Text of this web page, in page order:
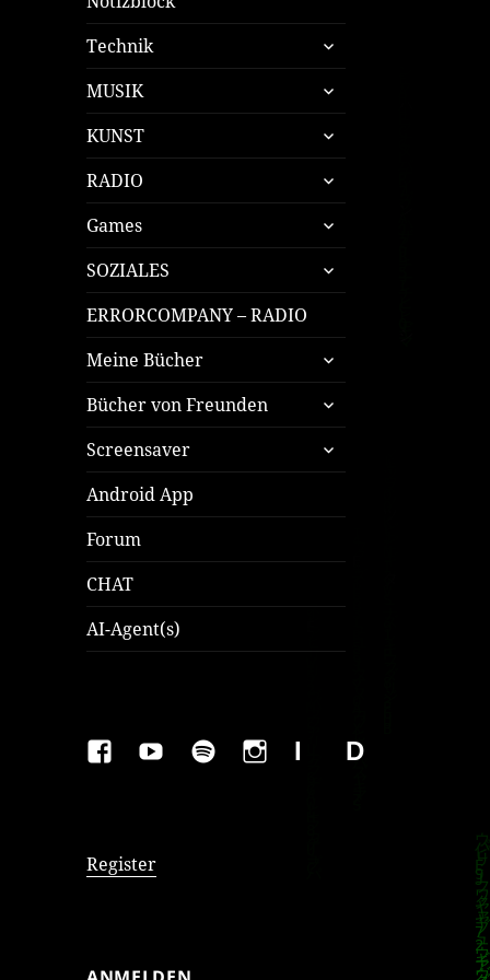
Technik
untermenü
öffnen
MUSIK
untermenü
öffnen
KUNST
untermenü
öffnen
RADIO
untermenü
öffnen
Games
untermenü
öffnen
SOZIALES
untermenü
öffnen
ERRORCOMPANY – RADIO
Meine Bücher
untermenü
öffnen
Bücher von Freunden
untermenü
öffnen
Screensaver
untermenü
öffnen
Android App
Forum
CHAT
AI-Agent(s)
FAKEBOOK
YOUTUBESPOTIFYINSTAGRAM
IMPRESSUM
Register